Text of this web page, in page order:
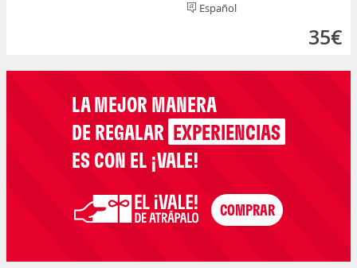
Español
35€
LA MEJOR MANERA
DE REGALAR EXPERIENCIAS
ES CON EL ¡VALE!